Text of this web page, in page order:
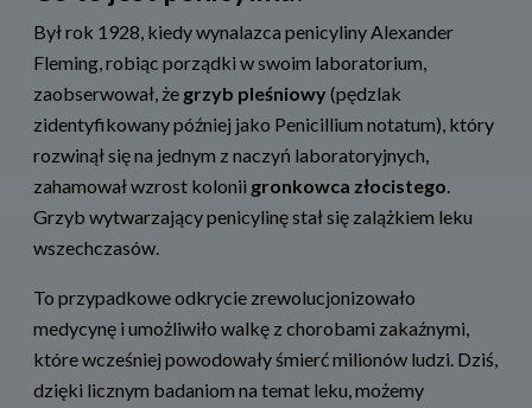
Był rok 1928, kiedy wynalazca penicyliny Alexander
Fleming, robiąc porządki w swoim laboratorium,
zaobserwował, że grzyb pleśniowy(pędzlak
zidentyfikowany później jako Penicillium notatum), który
rozwinął się na jednym z naczyń laboratoryjnych,
zahamował wzrost kolonii gronkowca złocistego.
Grzyb wytwarzający penicylinę stał się zalążkiem leku
wszechczasów.
To przypadkowe odkrycie zrewolucjonizowało
medycynę i umożliwiło walkę z chorobami zakaźnymi,
które wcześniej powodowały śmierć milionów ludzi. Dziś,
dzięki licznym badaniom na temat leku, możemy